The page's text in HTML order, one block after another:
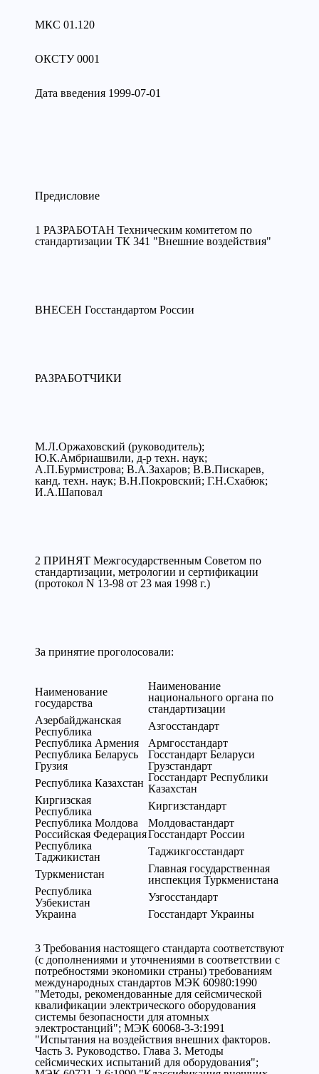
МКС 01.120
ОКСТУ 0001
Дата введения 1999-07-01
Предисловие
1 РАЗРАБОТАН Техническим комитетом по
стандартизации ТК 341 "Внешние воздействия"
ВНЕСЕН Госстандартом России
РАЗРАБОТЧИКИ
М.Л.Оржаховский (руководитель);
Ю.К.Амбриашвили, д-р техн. наук;
А.П.Бурмистрова; В.А.Захаров; В.В.Пискарев,
канд. техн. наук; В.Н.Покровский; Г.Н.Схабюк;
И.А.Шаповал
2 ПРИНЯТ Межгосударственным Советом по
стандартизации, метрологии и сертификации
(протокол N 13-98 от 23 мая 1998 г.)
За принятие проголосовали:
Наименование
государства
Наименование
национального органа по
стандартизации
Азербайджанская
Республика
Азгосстандарт
Республика Армения
Армгосстандарт
Республика Беларусь
Госстандарт Беларуси
Грузия
Грузстандарт
Республика Казахстан Госстандарт Республики
Казахстан
Киргизская
Республика
Киргизстандарт
Республика Молдова
Молдовастандарт
Российская ФедерацияГосстандарт России
Республика
Таджикистан
Таджикгосстандарт
Туркменистан
Главная государственная
инспекция Туркменистана
Республика
Узбекистан
Узгосстандарт
Украина
Госстандарт Украины
3 Требования настоящего стандарта соответствуют
(с дополнениями и уточнениями в соответствии с
потребностями экономики страны) требованиям
международных стандартов МЭК 60980:1990
"Методы, рекомендованные для сейсмической
квалификации электрического оборудования
системы безопасности для атомных
электростанций"; МЭК 60068-3-3:1991
"Испытания на воздействия внешних факторов.
Часть 3. Руководство. Глава 3. Методы
сейсмических испытаний для оборудования";